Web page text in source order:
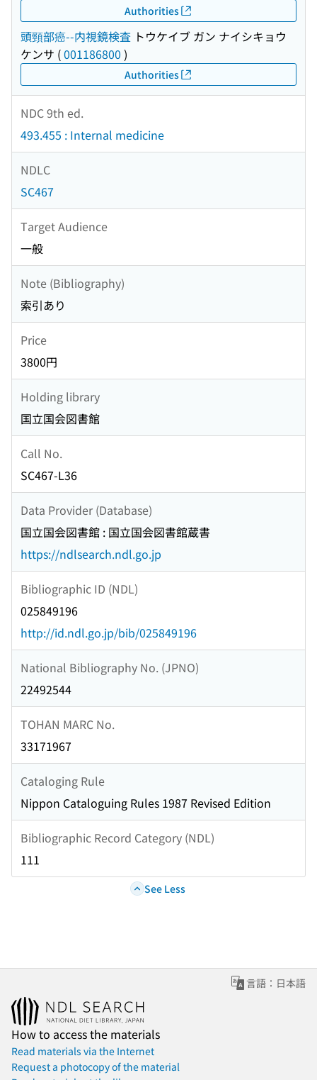
Authorities
頭頸部癌--内視鏡検査 トウケイブ ガン ナイシキョウ
ケンサ (001186800 )
Authorities
NDC 9th ed.
493.455 : Internal medicine
NDLC
SC467
Target Audience
一般
Note (Bibliography)
索引あり
Price
3800円
Holding library
国立国会図書館
Call No.
SC467-L36
Data Provider (Database)
国立国会図書館 : 国立国会図書館蔵書
https://ndlsearch.ndl.go.jp
Bibliographic ID (NDL)
025849196
http://id.ndl.go.jp/bib/025849196
National Bibliography No. (JPNO)
22492544
TOHAN MARC No.
33171967
Cataloging Rule
Nippon Cataloguing Rules 1987 Revised Edition
Bibliographic Record Category (NDL)
111
See Less
言語：日本語
How to access the materials
Read materials via the Internet
Request a photocopy of the material